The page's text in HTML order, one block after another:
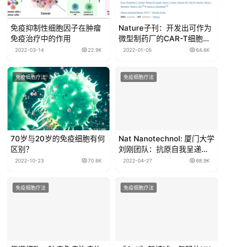
免疫抑制性细胞因子在肿瘤
免疫治疗中的作用
2022-03-14 22.9K
Nature子刊：开发出可作为
微型制药厂的CAR-T细胞，
不受T细胞衰竭的影响
2022-01-05 64.6K
免疫细胞疗法
70岁与20岁的免疫细胞有何
区别？
2022-10-23 70.6K
免疫细胞疗法
Nat Nanotechnol: 厦门大学
刘刚团队：抗原自我呈递和
免疫抑制逆转纳米疫苗——
2022-04-27 68.9K
免疫细胞疗法 免疫细胞疗法